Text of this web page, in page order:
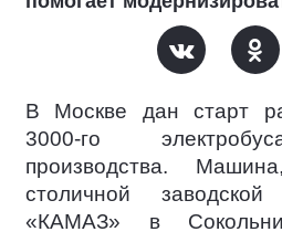
В Москве дан старт
3000-го
производства.
столичной
«КАМАЗ» в